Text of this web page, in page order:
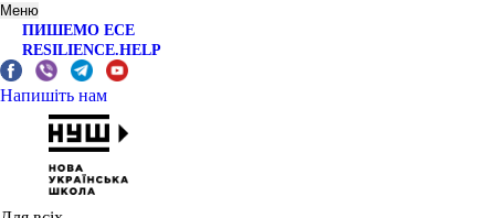
Меню
ПИШЕМО ЕСЕ
RESILIENCE.HELP
Напишіть нам